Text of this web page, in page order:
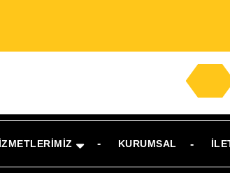
KURUMSAL